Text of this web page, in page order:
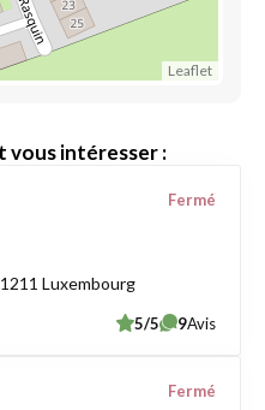
Leaflet
vous intéresser :
Luxembourg
Fermé
5/5 9Avis
Fermé